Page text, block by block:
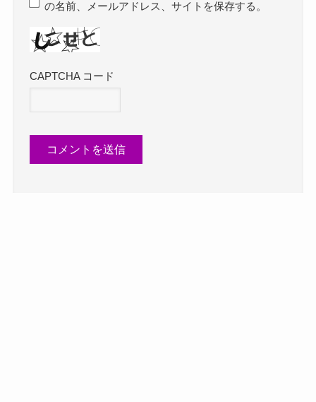
の名前、メールアドレス、サイトを保存する。
CAPTCHA コード